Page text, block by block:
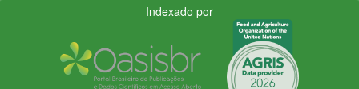
Indexado por